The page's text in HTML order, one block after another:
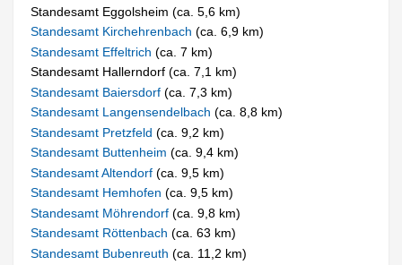
Standesamt Eggolsheim (ca. 5,6 km)
Standesamt Kirchehrenbach(ca. 6,9 km)
Standesamt Effeltrich(ca. 7 km)
Standesamt Hallerndorf (ca. 7,1 km)
Standesamt Baiersdorf(ca. 7,3 km)
Standesamt Langensendelbach(ca. 8,8 km)
Standesamt Pretzfeld(ca. 9,2 km)
Standesamt Buttenheim(ca. 9,4 km)
Standesamt Altendorf(ca. 9,5 km)
Standesamt Hemhofen(ca. 9,5 km)
Standesamt Möhrendorf(ca. 9,8 km)
Standesamt Röttenbach(ca. 63 km)
Standesamt Bubenreuth(ca. 11,2 km)